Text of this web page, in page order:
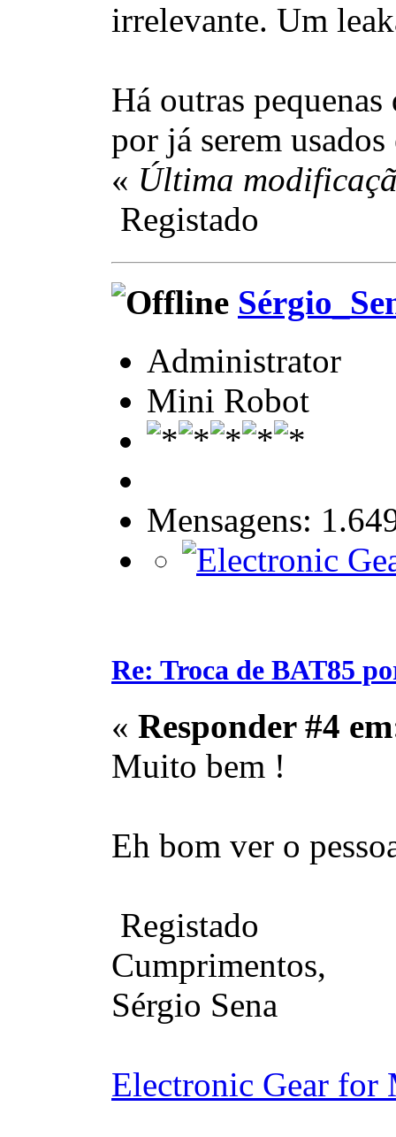
irrelevante. Um
Há outras
por já serem
« Última
Registado
Administrator
Mini Robot
Mensagens:
Re: Troca de BAT85
« Responder #4
Muito bem !
Eh bom ver o
Registado
Cumprimentos,
Sérgio Sena
Electronic Gear for